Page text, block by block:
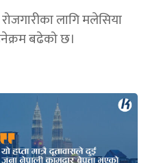
लागि मलेसिया
बढेको छ।